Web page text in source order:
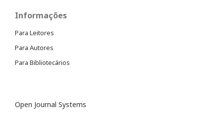
Informações
Para Leitores
Para Autores
Para Bibliotecários
Open Journal Systems